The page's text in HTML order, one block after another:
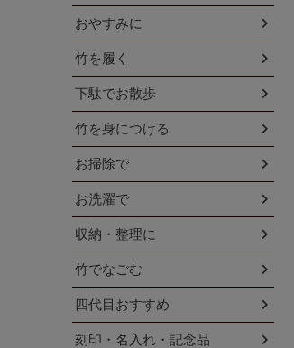
おやすみに
竹を履く
下駄でお散歩
竹を身につける
お掃除で
お洗濯で
収納・整理に
竹でなごむ
四代目おすすめ
刻印・名入れ・記念品